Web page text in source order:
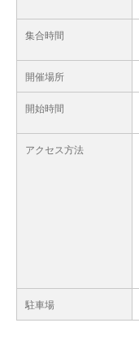
集合時間
開催場所
開始時間
アクセス方法
駐車場